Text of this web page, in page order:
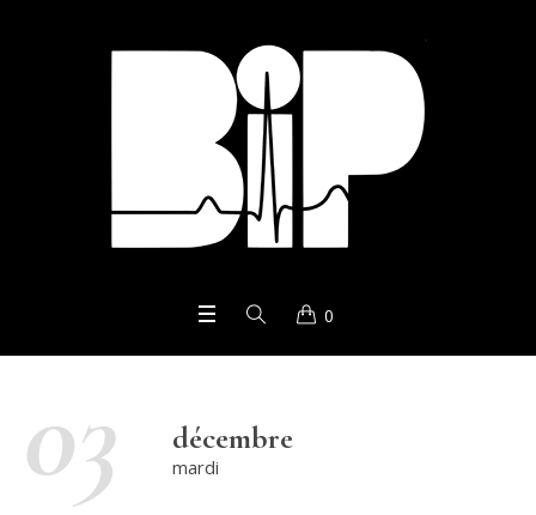
0
03 décembre
mardi